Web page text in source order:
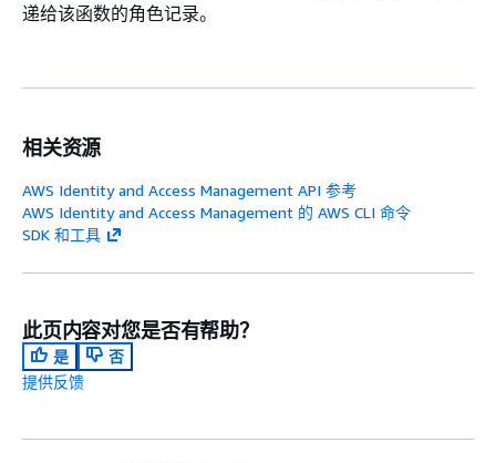
递给该函数的角色记录。
相关资源
AWS Identity and Access Management API 参考
AWS Identity and Access Management 的 AWS CLI 命令
SDK 和工具
此页内容对您是否有帮助？
是
否
提供反馈